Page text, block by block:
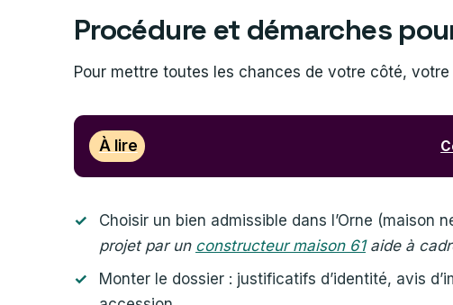
Procédure et démarches
Pour mettre toutes les chances de votre côté,
À lire
Choisir un bien admissible dans l’Orne (maison
projet par un constructeur maison 61aide à
Monter le dossier : justificatifs d’identité, avis